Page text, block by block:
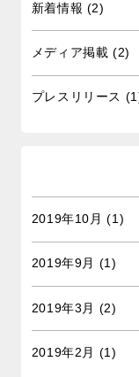
新着情報 (2)
メディア掲載 (2)
プレスリリース
2019年10月 (1)
2019年9月 (1)
2019年3月 (2)
2019年2月 (1)